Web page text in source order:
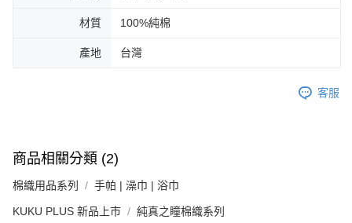
材質 100%純棉
產地 台灣
客服
商品相關分類 (2)
棉織用品系列 手帕 | 澡巾 | 浴巾
KUKU PLUS 新品上市 純真之瞳棉織系列